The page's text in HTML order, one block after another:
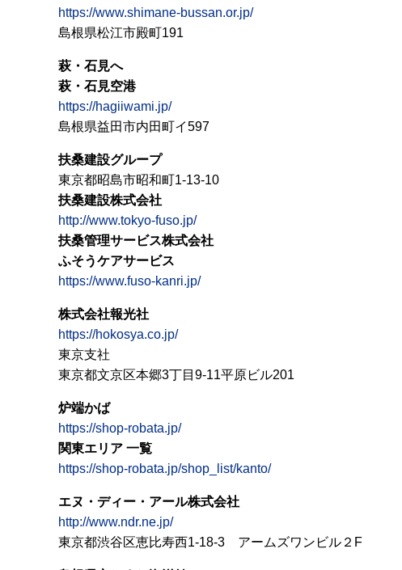
https://www.shimane-bussan.or.jp/
島根県松江市殿町191
萩・石見へ
萩・石見空港
https://hagiiwami.jp/
島根県益田市内田町イ597
扶桑建設グループ
東京都昭島市昭和町1-13-10
扶桑建設株式会社
http://www.tokyo-fuso.jp/
扶桑管理サービス株式会社
ふそうケアサービス
https://www.fuso-kanri.jp/
株式会社報光社
https://hokosya.co.jp/
東京支社
東京都文京区本郷3丁目9-11平原ビル201
炉端かば
https://shop-robata.jp/
関東エリア 一覧
https://shop-robata.jp/shop_list/kanto/
エヌ・ディー・アール株式会社
http://www.ndr.ne.jp/
東京都渋谷区恵比寿西1-18-3 アームズワンビル２F